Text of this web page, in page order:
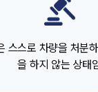
구성원 소개
전·교통사고전문
스스로 차량을 처분
을 하지 않는 상태